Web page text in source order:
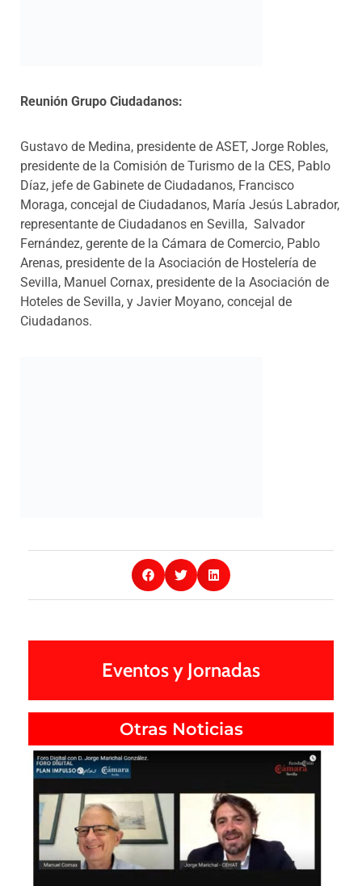
Fernández, gerente de la Cámara de Comercio, Pablo
Sevilla, Manuel Cornax, presidente de la Asociación de
Hoteles de Sevilla, y Javier Moyano, concejal de
Ciudadanos.
Presidente De CEHAT, Jorge